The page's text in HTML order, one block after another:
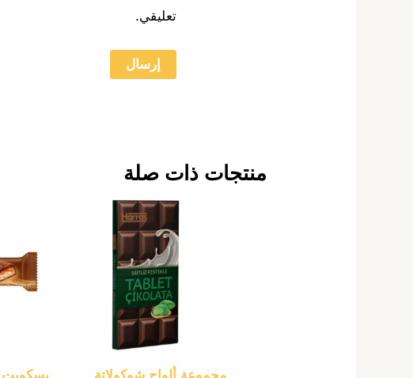
تعليقي.
منتجات ذات صلة
مجموعة ألواح شوكولاتة
يمكن
بسكويت
من
الأشكال
يمكن